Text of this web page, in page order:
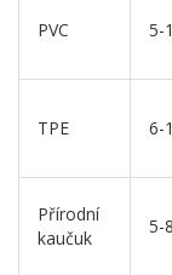
PVC 5-
TPE 6-
Přírodní
kaučuk
5-8